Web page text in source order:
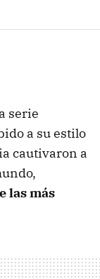
serie
a su estilo
cautivaron a
las más